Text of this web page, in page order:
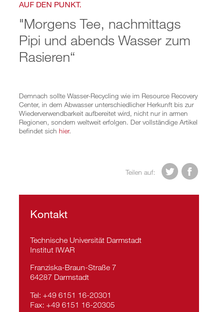
Implementierung Semizentral Qingdao
Konzeption Ver- und Entsorgungszentrum
Schwarzwasserreinigung
Semizentrale Ver- und Entsorgungssysteme
Projekte Vietnam
Projektteams
Team China
Publikationen
Vorträge
MEDIA
PARTNER & SPONSOREN
AUF DEN PUNKT.
"Morgens Tee, nachmittags
Pipi und abends Wasser zum
Rasieren“
Demnach sollte Wasser-Recycling wie im Resource Recovery
Center, in dem Abwasser unterschiedlicher Herkunft bis zur
Wiederverwendbarkeit aufbereitet wird, nicht nur in armen
Regionen, sondern weltweit erfolgen. Der vollständige Artikel
befindet sich hier.
Teilen auf:  
Kontakt
Technische Universität Darmstadt
Institut IWAR
Franziska-Braun-Straße 7
64287 Darmstadt
Tel: +49 6151 16-20301
Fax: +49 6151 16-20305